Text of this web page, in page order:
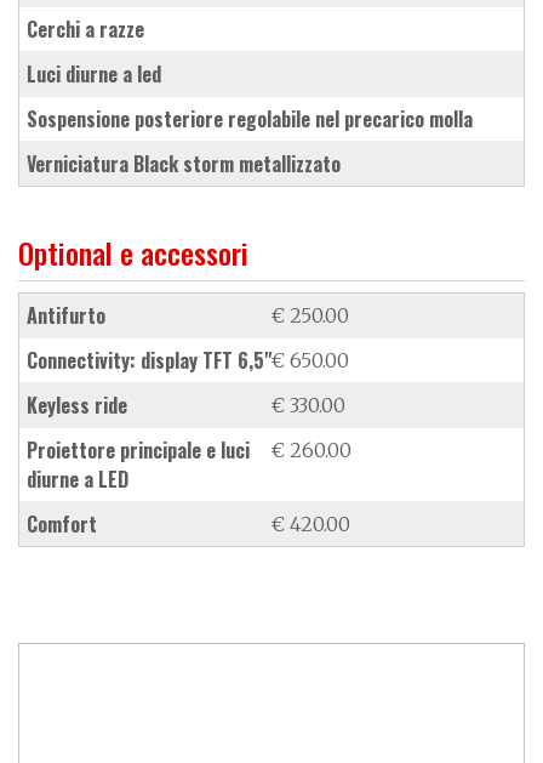
cerchi a razze
luci diurne a led
sospensione posteriore regolabile nel precarico molla
verniciatura Black storm metallizzato
Optional e accessori
antifurto € 250.00
connectivity: display TFT 6,5"€ 650.00
keyless ride € 330.00
proiettore principale e luci
diurne a LED
€ 260.00
Comfort € 420.00